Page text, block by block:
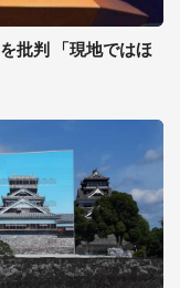
批判 「現地ではほ